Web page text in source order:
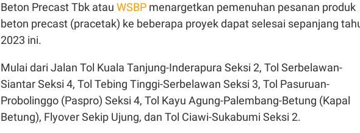
Beton Precast Tbk atau WSBP menargetkan pemenuhan pesanan produk
beton precast (pracetak) ke beberapa proyek dapat selesai sepanjang
2023 ini.
Mulai dari Jalan Tol Kuala Tanjung-Inderapura Seksi 2, Tol Serbelawan-
Siantar Seksi 4, Tol Tebing Tinggi-Serbelawan Seksi 3, Tol Pasuruan-
Probolinggo (Paspro) Seksi 4, Tol Kayu Agung-Palembang-Betung (Kapal
Betung), Flyover Sekip Ujung, dan Tol Ciawi-Sukabumi Seksi 2.